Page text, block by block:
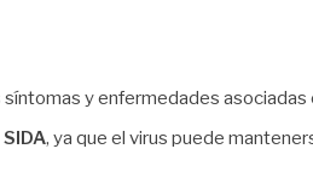
y enfermedades
, ya que el virus puede